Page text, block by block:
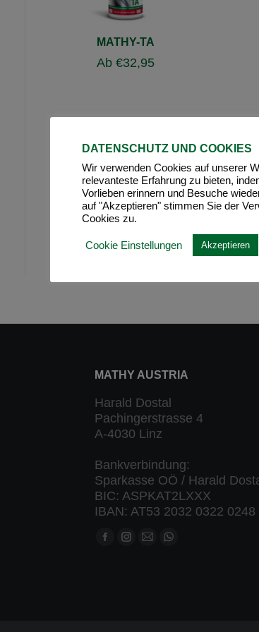
MATHY-TA
Ab €32,95
MATHY AUSTRIA
Harald Dostal
Pachingerstrasse 4
A-4030 Linz
Bankverbindung:
Sparkasse OÖ / Harald
BIC: ASPKAT2LXXX
IBAN: AT53 2032 0322 0248
Finden Sie uns auf:
Facebook
Instagram
MailWhatsapp
DATENSCHUTZ UND COOKIES
Wir verwenden Cookies auf unserer
relevanteste Erfahrung zu bieten,
Vorlieben erinnern und Besuche
auf "Akzeptieren" stimmen Sie der
Cookies zu.
Cookie Einstellungen Akzeptieren